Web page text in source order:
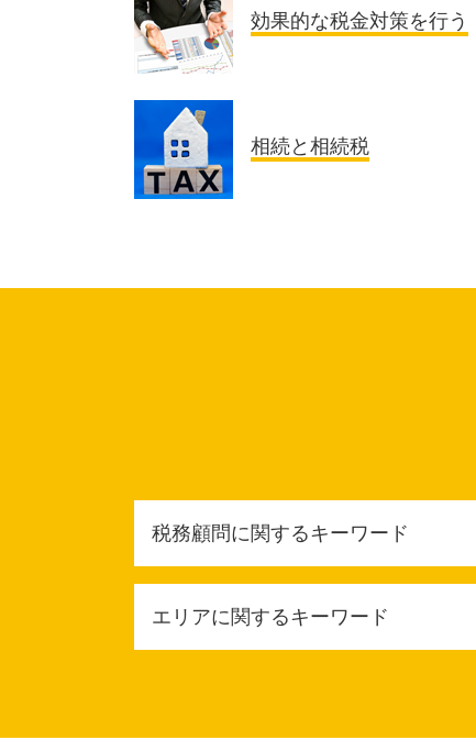
効果的な税金対策を行う
相続と相続税
税務顧問に関するキーワード
税務顧問契約
給与計算 依頼
エリアに関するキーワード